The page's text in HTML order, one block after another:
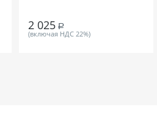
2 025 Р
(включая НДС 22%)